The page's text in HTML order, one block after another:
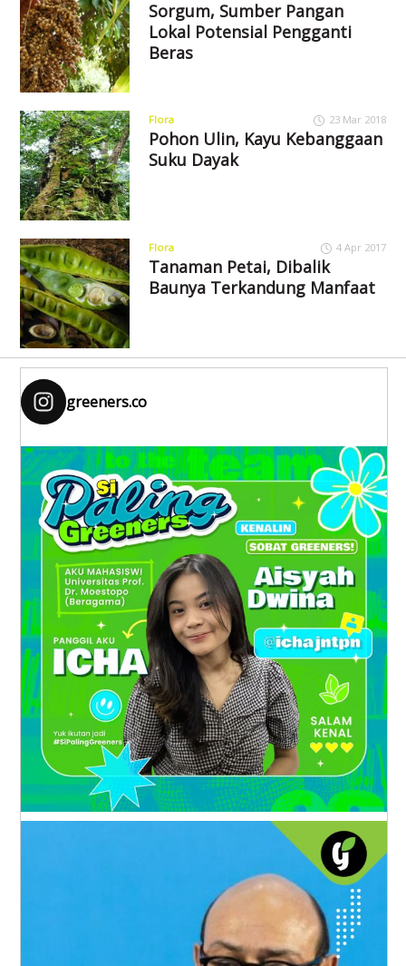
Sorgum, Sumber Pangan
Lokal Potensial Pengganti
Beras
Flora 23 Mar 2018
Pohon Ulin, Kayu Kebanggaan
Suku Dayak
Flora 4 Apr 2017
Tanaman Petai, Dibalik
Baunya Terkandung Manfaat
greeners.co